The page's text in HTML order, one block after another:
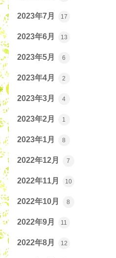
2023年7月 17
2023年6月 13
2023年5月 6
2023年4月 2
2023年3月 4
2023年2月 1
2023年1月 8
2022年12月 7
2022年11月 10
2022年10月 8
2022年9月 11
2022年8月 12